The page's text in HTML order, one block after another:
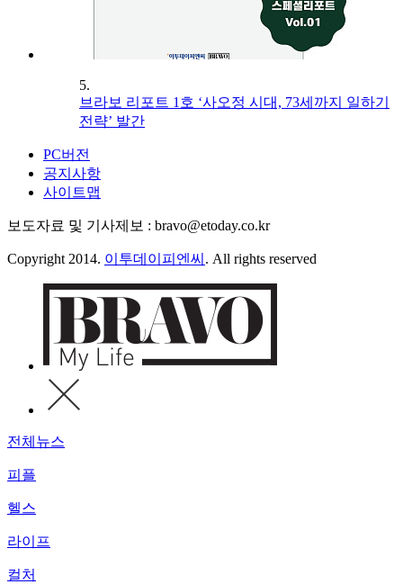
5.
브라보 리포트 1호 ‘사오정 시대, 73세까지 일하기
전략’ 발간
PC버전
공지사항
사이트맵
보도자료 및 기사제보 : bravo@etoday.co.kr
Copyright 2014. 이투데이피엔씨 . All rights reserved
전체뉴스
피플
헬스
라이프
컬처